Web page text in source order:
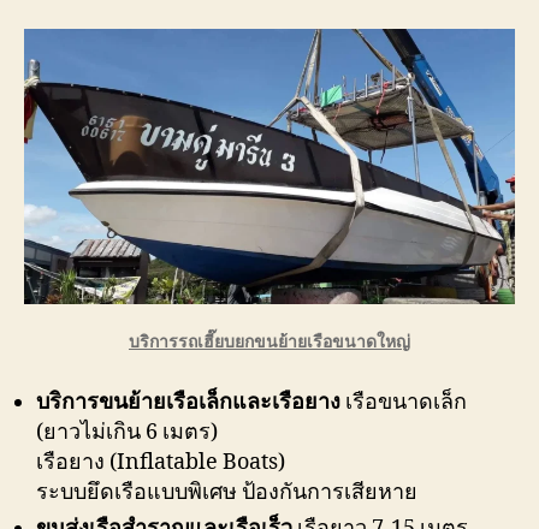
บริการรถเฮี๊ยบยกขนย้ายเรือขนาดใหญ่
บริการขนย้ายเรือเล็กและเรือยาง เรือขนาดเล็ก
(ยาวไม่เกิน 6 เมตร)
เรือยาง (Inflatable Boats)
ระบบยึดเรือแบบพิเศษ ป้องกันการเสียหาย